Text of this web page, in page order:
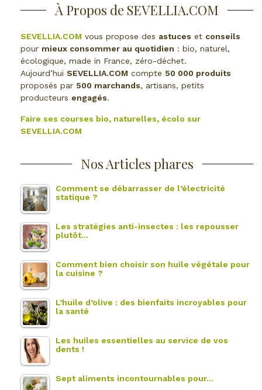
À Propos de SEVELLIA.COM
SEVELLIA.COM vous propose des astuces et conseils
pour mieux consommer au quotidien : bio, naturel,
écologique, made in France, zéro-déchet.
Aujourd’hui SEVELLIA.COM compte 50 000 produits
proposés par 500 marchands, artisans, petits
producteurs engagés.
Faire ses courses bio, naturelles, écolo sur
SEVELLIA.COM
Nos Articles phares
Comment se débarrasser de l’électricité
statique ?
Les stratégies anti-insectes : les repousser
plutôt…
Comment bien choisir son huile végétale pour
la cuisine ?
L’huile d’olive : des bienfaits incroyables pour
la santé
Les huiles essentielles au service de vos
dents !
Sept aliments incontournables pour…